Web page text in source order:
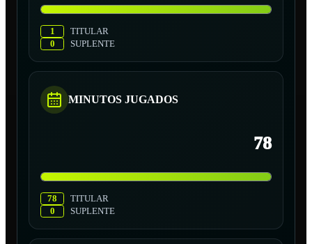
1
TITULAR
0
SUPLENTE
MINUTOS JUGADOS
78
78
TITULAR
0
SUPLENTE